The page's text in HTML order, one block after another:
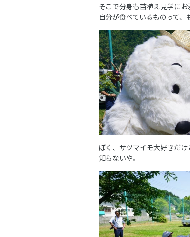
そこで分身も苗植え見学にお
自分が食べているものって、
ぼく、サツマイモ大好きだ
知らないや。